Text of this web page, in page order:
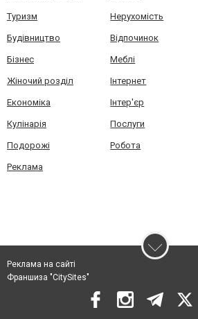
Туризм Нерухомість
Будівництво Відпочинок
Бізнес Меблі
Жіночий розділ Інтернет
Економіка Інтер'єр
Кулінарія Послуги
Подорожі Робота
Реклама
Реклама на сайті
Франшиза "CitySites"